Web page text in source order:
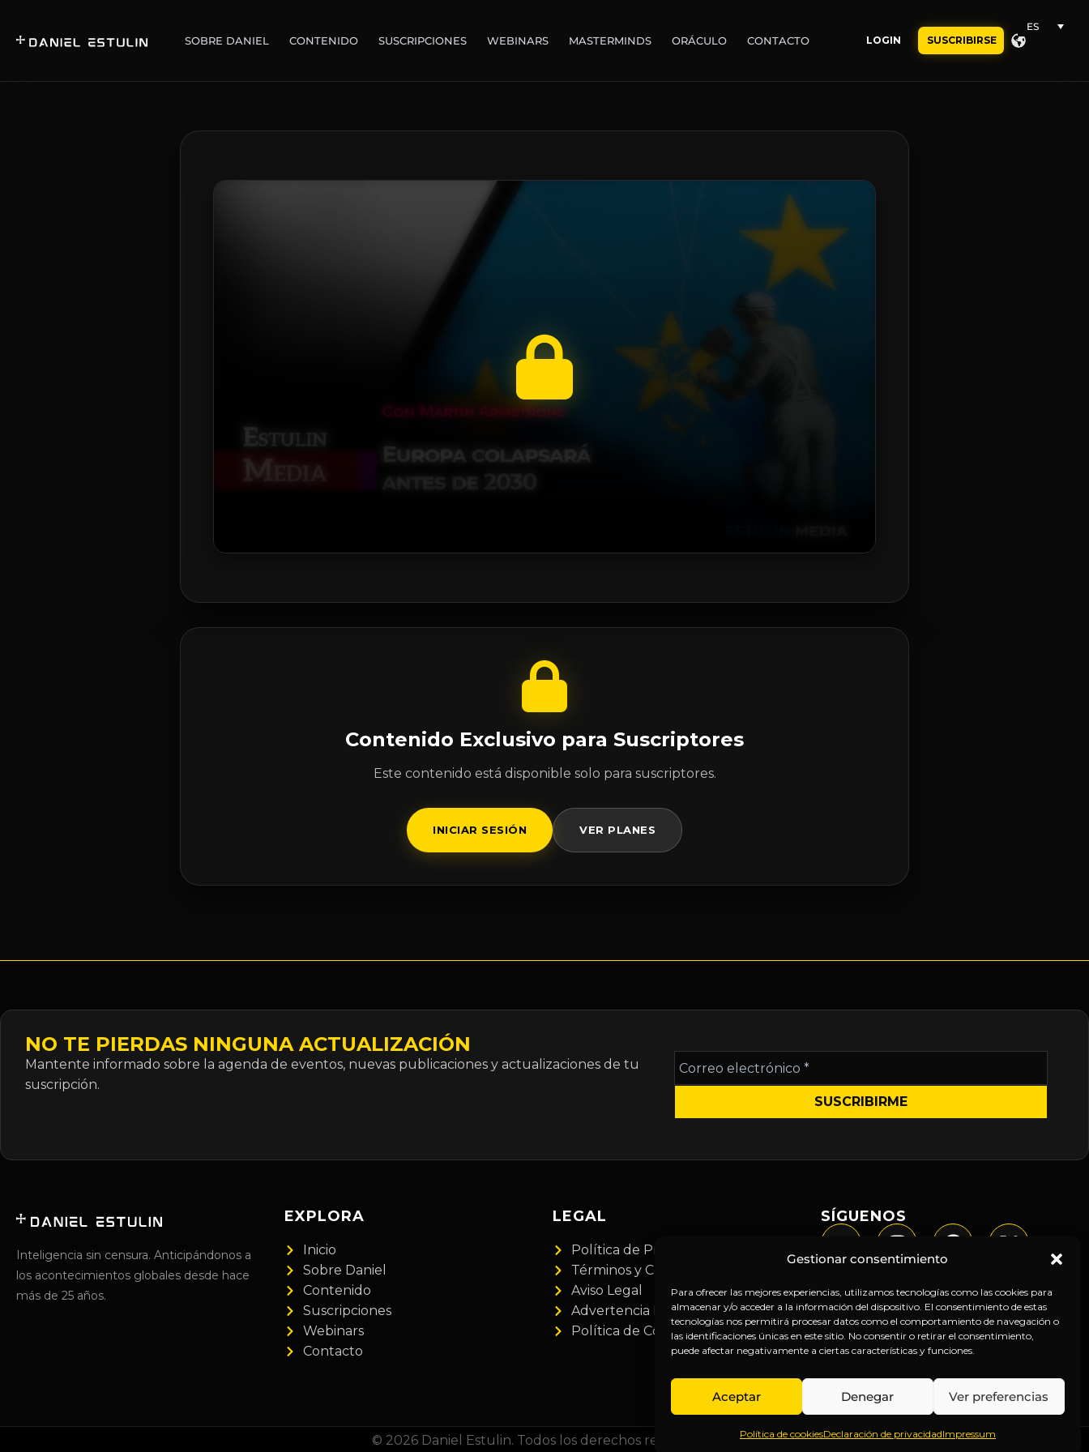
Gestionar consentimiento
Para ofrecer las mejores experiencias, utilizamos tecnologías como las cookies para
almacenar y/o acceder a la información del dispositivo. El consentimiento de estas
tecnologías nos permitirá procesar datos como el comportamiento de navegación o
las identificaciones únicas en este sitio. No consentir o retirar el consentimiento,
puede afectar negativamente a ciertas características y funciones.
Aceptar Denegar Ver preferencias
Política de cookiesDeclaración de privacidadImpressum
SOBRE DANIEL CONTENIDO SUSCRIPCIONES WEBINARS MASTERMINDS ORÁCULO CONTACTO LOGIN SUSCRIBIRSE
ES
Contenido Exclusivo para Suscriptores
Este contenido está disponible solo para suscriptores.
INICIAR SESIÓN VER PLANES
NO TE PIERDAS NINGUNA ACTUALIZACIÓN
Mantente informado sobre la agenda de eventos, nuevas publicaciones y actualizaciones de tu
suscripción.
Correo
electrónico
*
Inteligencia sin censura. Anticipándonos a
los acontecimientos globales desde hace
más de 25 años.
EXPLORA
Inicio
Sobre Daniel
Contenido
Suscripciones
Webinars
Contacto
LEGAL
Política de Privacidad
Términos y Condiciones
Aviso Legal
Advertencia Financiera
Política de Cookies
SÍGUENOS
© 2026 Daniel Estulin. Todos los derechos reservados.